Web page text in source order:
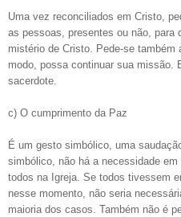
Uma vez reconciliados em Cristo,
as pessoas, presentes ou não, para
mistério de Cristo. Pede-se
modo, possa continuar sua missão.
sacerdote.
c) O cumprimento da Paz
É um gesto simbólico, uma
simbólico, não há a necessidade
todos na Igreja. Se todos tivessem
nesse momento, não seria
maioria dos casos. Também não é